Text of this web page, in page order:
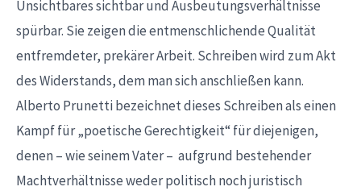
Unsichtbares sichtbar und Ausbeutungsverhältnisse
spürbar. Sie zeigen die entmenschlichende Qualität
entfremdeter, prekärer Arbeit. Schreiben wird zum Akt
des Widerstands, dem man sich anschließen kann.
Alberto Prunetti bezeichnet dieses Schreiben als einen
Kampf für „poetische Gerechtigkeit“ für diejenigen,
denen – wie seinem Vater – aufgrund bestehender
Machtverhältnisse weder politisch noch juristisch